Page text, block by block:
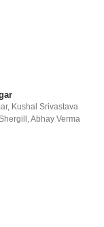
, Kushal Srivastava
,Abhay Verma